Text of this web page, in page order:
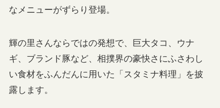
なメニューがずらり登場。
輝の里さんならではの発想で、巨大タコ、ウナ
ギ、ブランド豚など、相撲界の豪快さにふさわし
い食材をふんだんに用いた「スタミナ料理」を披
露します。